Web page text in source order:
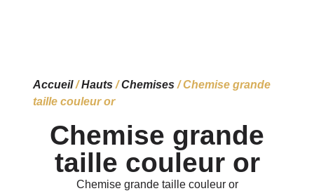
Accueil/Hauts/Chemises/ Chemise grande
taille couleur or
Chemise grande
taille couleur or
Chemise grande taille couleur or